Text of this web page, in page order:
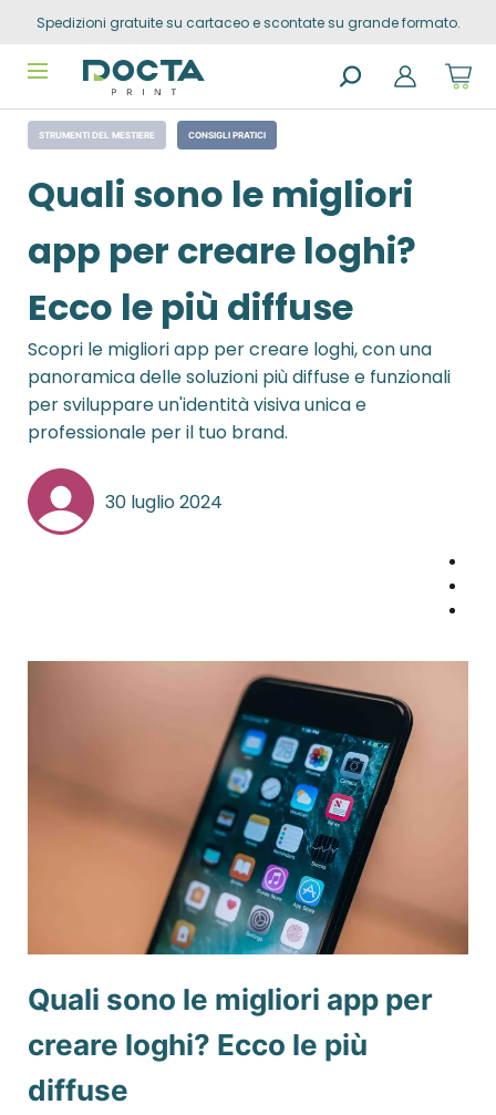
Skip to
Spedizioni gratuite su cartaceo e scontate su grande formato.
Search
products
STRUMENTI DEL MESTIERE CONSIGLI PRATICI
Quali sono le migliori
app per creare loghi?
Ecco le più diffuse
Scopri le migliori app per creare loghi, con una
panoramica delle soluzioni più diffuse e funzionali
per sviluppare un'identità visiva unica e
professionale per il tuo brand.
30 luglio 2024
Quali sono le migliori app per
creare loghi? Ecco le più
diffuse